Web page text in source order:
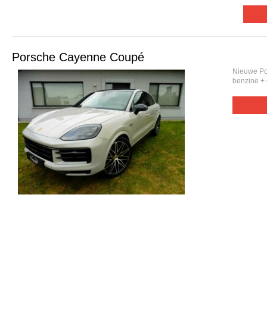
Porsche Cayenne Coupé
Nieuwe
benzine +